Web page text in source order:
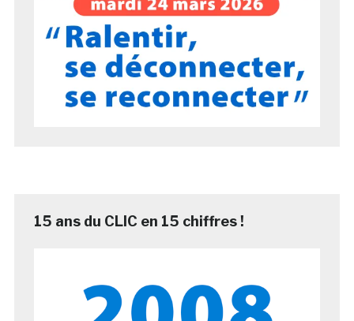
15 ans du CLIC en 15 chiffres !